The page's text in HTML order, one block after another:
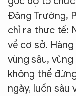
Đăng Trường,
chỉ ra thực tế:
về cơ sở.
vùng sâu,
không thể
ngày, luồn sâu